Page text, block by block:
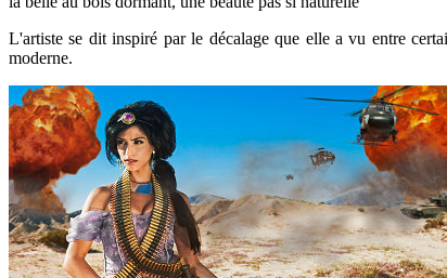
L'artiste se dit inspiré par le décalage que elle a vu entre
moderne.